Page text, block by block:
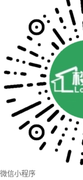
微信小程序